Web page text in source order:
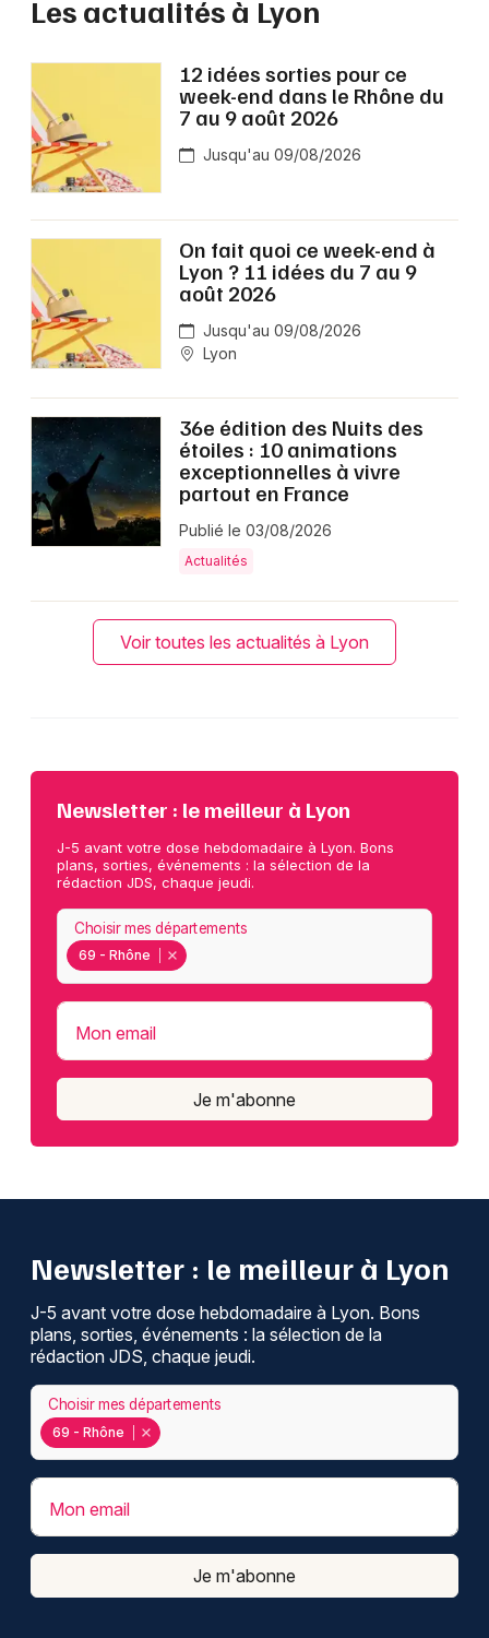
Les actualités à Lyon
12 idées sorties pour ce
week-end dans le Rhône du
7 au 9 août 2026
Jusqu'au 09/08/2026
On fait quoi ce week-end à
Lyon ? 11 idées du 7 au 9
août 2026
Jusqu'au 09/08/2026
Lyon
36e édition des Nuits des
étoiles : 10 animations
exceptionnelles à vivre
partout en France
Publié le 03/08/2026
Actualités
Voir toutes les actualités à Lyon
Newsletter : le meilleur à Lyon
J-5 avant votre dose hebdomadaire à Lyon. Bons
plans, sorties, événements : la sélection de la
rédaction JDS, chaque jeudi.
69 - Rhône
Choisir mes départements
Mon email
Je m'abonne
Newsletter : le meilleur à Lyon
J-5 avant votre dose hebdomadaire à Lyon. Bons
plans, sorties, événements : la sélection de la
rédaction JDS, chaque jeudi.
69 - Rhône
Choisir mes départements
Mon email
Je m'abonne